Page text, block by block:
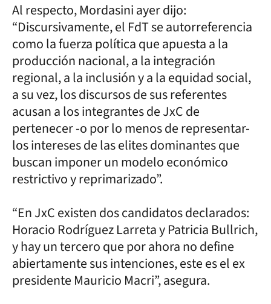
Al respecto, Mordasini ayer dijo:
“Discursivamente, el FdT se autorreferencia
como la fuerza política que apuesta a la
producción nacional, a la integración
regional, a la inclusión y a la equidad social,
a su vez, los discursos de sus referentes
acusan a los integrantes de JxC de
pertenecer -o por lo menos de representar-
los intereses de las elites dominantes que
buscan imponer un modelo económico
restrictivo y reprimarizado”.
“En JxC existen dos candidatos declarados:
Horacio Rodríguez Larreta y Patricia Bullrich,
y hay un tercero que por ahora no define
abiertamente sus intenciones, este es el ex
presidente Mauricio Macri”, asegura.